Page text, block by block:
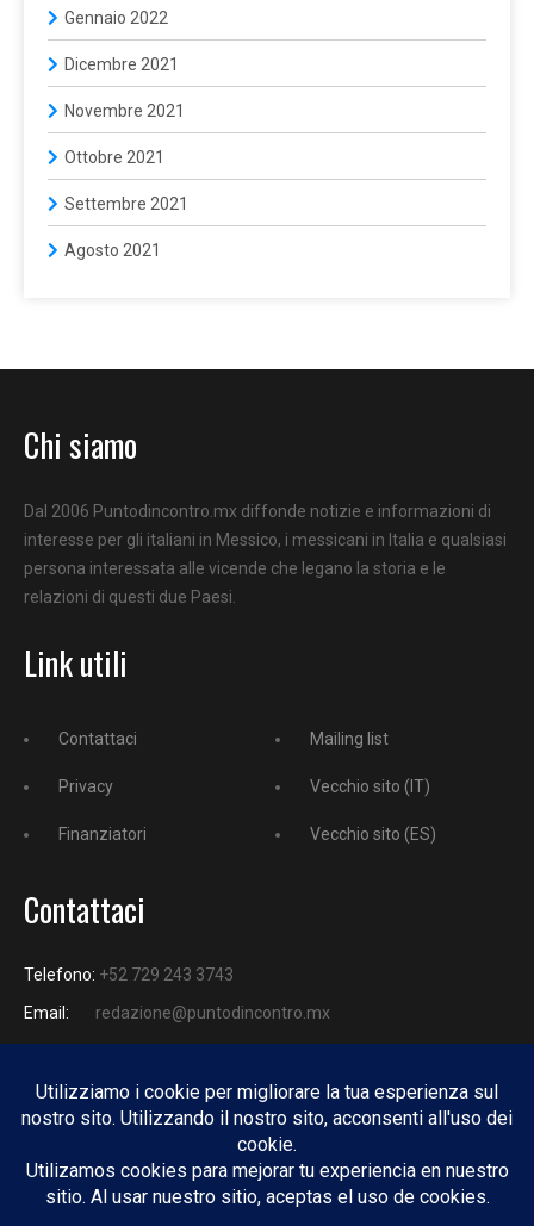
Gennaio 2022
Dicembre 2021
Novembre 2021
Ottobre 2021
Settembre 2021
Agosto 2021
Chi siamo
Dal 2006 Puntodincontro.mx diffonde notizie e informazioni di
interesse per gli italiani in Messico, i messicani in Italia e qualsiasi
persona interessata alle vicende che legano la storia e le
relazioni di questi due Paesi.
Link utili
Contattaci
Privacy
Finanziatori
Mailing list
Vecchio sito (IT)
Vecchio sito (ES)
Contattaci
Telefono: +52 729 243 3743
Email:
redazione@puntodincontro.mx
PUNTODINCONTRO